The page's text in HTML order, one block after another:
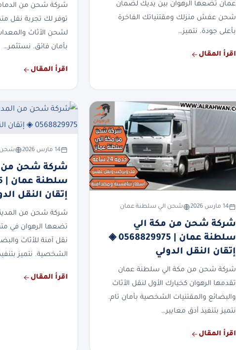
عمان تضعها الرهوان بين يديك لضمان
شحن عفش منزلك ومقتنياتك الفاخرة
بأعلى جودة. نتميز…
اقرأ المقال
شركة شحن من
توفر لك تجربة نقل
لشحن الأثاث
بأمان فائق. نستثمر…
اقرأ المقال
14 مارس 2026 شحن الي سلطنة عمان
شركة شحن من مكة الي
سلطنة عمان | 0568829975 ◈
إتقان النقل الدولي
شركة شحن من مكة الي سلطنة عمان
تقدمها الرهوان كخيارك الأول لنقل الأثاث
والبضائع والمقتنيات الشخصية بأمان تام.
نتميز بتنفيذ أدق معايير…
اقرأ المقال
14 مارس 2026 شحن
شركة شحن من
إتقان النقل
شركة شحن من
تضعها الرهوان في
نقل آمنة للأثاث
الشخصية. نتميز
اقرأ المقال